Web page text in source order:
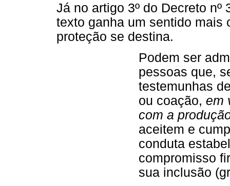
Já no artigo 3º do Decreto
texto ganha um sentido mais
proteção se destina.
Podem ser
pessoas que,
testemunhas
ou coação, em
com a
aceitem e
conduta
compromisso
sua inclusão